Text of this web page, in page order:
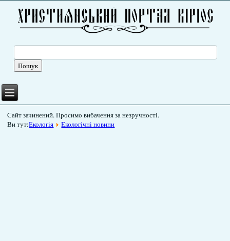
Сайт зачинений. Просимо вибачення за незручності.
Ви тут:Екологія Екологічні новини